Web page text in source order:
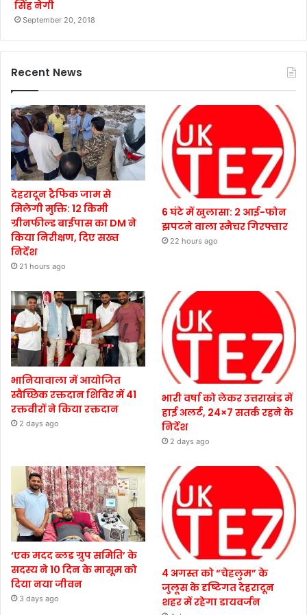
सिंह नेगी
September 20, 2018
Recent News
देहरादून ट्रैफिक जाम से
मिलेगी मुक्ति: 12 किमी
ग्रीनफील्ड बाईपास का DM ने
किया निरीक्षण, दिए सख्त
निर्देश
21 hours ago
6 घंटे में खुलासा: 2 आई-फोन
झपटने वाला स्नैचर गिरफ्तार
22 hours ago
भानियावाला में आयोजित
स्वैच्छिक रक्तदान शिविर में 41
रक्तवीरों ने किया रक्तदान
2 days ago
भारी वर्षा को लेकर उत्तराखंड में
हाई अलर्ट, 24×7 सतर्क रहने के
निर्देश
2 days ago
‘एक मदद ब्लड ग्रुप समिति’ के
सदस्य ने 10 दिन के मासूम को
दिया नया जीवन
3 days ago
4 अगस्त को “चेहलुम” के
जुलूस के दृष्टिगत देहरादून
शहर में रहेगा डायवर्जन